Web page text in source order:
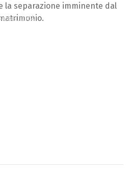
la separazione imminente dal